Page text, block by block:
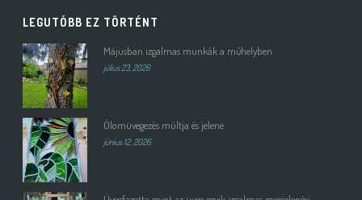
LEGUTÓBB EZ TÖRTÉNT
Májusban izgalmas munkák a műhelyben
július 23, 2026
Ólomüvegezés múltja és jelene
június 12, 2026